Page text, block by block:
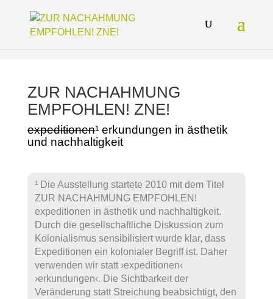
ZUR NACHAHMUNG
EMPFOHLEN! ZNE!
expeditionen¹ erkundungen in ästhetik
und nachhaltigkeit
¹ Die Ausstellung startete 2010 mit dem Titel
ZUR NACHAHMUNG EMPFOHLEN!
expeditionen in ästhetik und nachhaltigkeit.
Durch die gesellschaftliche Diskussion zum
Kolonialismus sensibilisiert wurde klar, dass
Expeditionen ein kolonialer Begriff ist. Daher
verwenden wir statt ›expeditionen‹
›erkundungen‹. Die Sichtbarkeit der
Veränderung statt Streichung beabsichtigt, den